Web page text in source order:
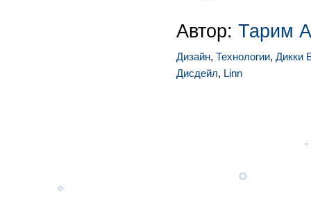
Автор: Тарим
Дизайн, Технологии, Дикки
Дисдейл, Linn